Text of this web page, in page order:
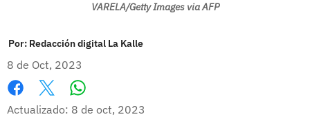
VARELA/Getty Images via AFP
Por: Redacción digital La Kalle
8 de Oct, 2023
Facebook
X
Actualizado: 8 de oct, 2023